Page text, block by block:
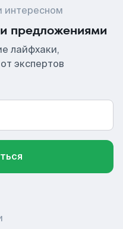
интересном
предложениями
лайфхаки,
экспертов